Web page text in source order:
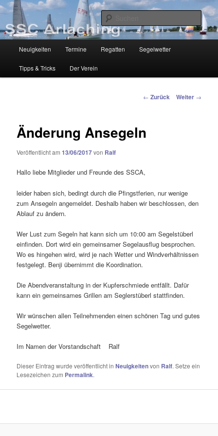
Zum
Inhalt
wechseln
SSC-Arlaching
Segelclub am Chiemsee
Neuigkeiten Termine Regatten Segelwetter
Tipps & Tricks Der Verein
Beitragsnavigation
← Zurück Weiter →
Änderung Ansegeln
Veröffentlicht am13/06/2017von Ralf
Hallo liebe Mitglieder und Freunde des SSCA,
leider haben sich, bedingt durch die Pfingstferien, nur wenige
zum Ansegeln angemeldet. Deshalb haben wir beschlossen, den
Ablauf zu ändern.
Wer Lust zum Segeln hat kann sich um 10:00 am Segelstüberl
einfinden. Dort wird ein gemeinsamer Segelausflug besprochen.
Wo es hingehen wird, wird je nach Wetter und Windverhältnissen
festgelegt. Benji übernimmt die Koordination.
Die Abendveranstaltung in der Kupferschmiede entfällt. Dafür
kann ein gemeinsames Grillen am Seglerstüberl stattfinden.
Wir wünschen allen Teilnehmenden einen schönen Tag und gutes
Segelwetter.
Im Namen der Vorstandschaft Ralf
Dieser Eintrag wurde veröffentlicht inNeuigkeitenvon Ralf. Setze ein
Lesezeichen zum Permalink.